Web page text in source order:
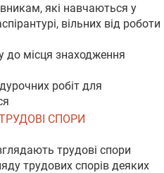
які навчаються у
вільних від роботи
до місця знаходження
робіт для
СПОРИ
трудові спори
трудових спорів деяких